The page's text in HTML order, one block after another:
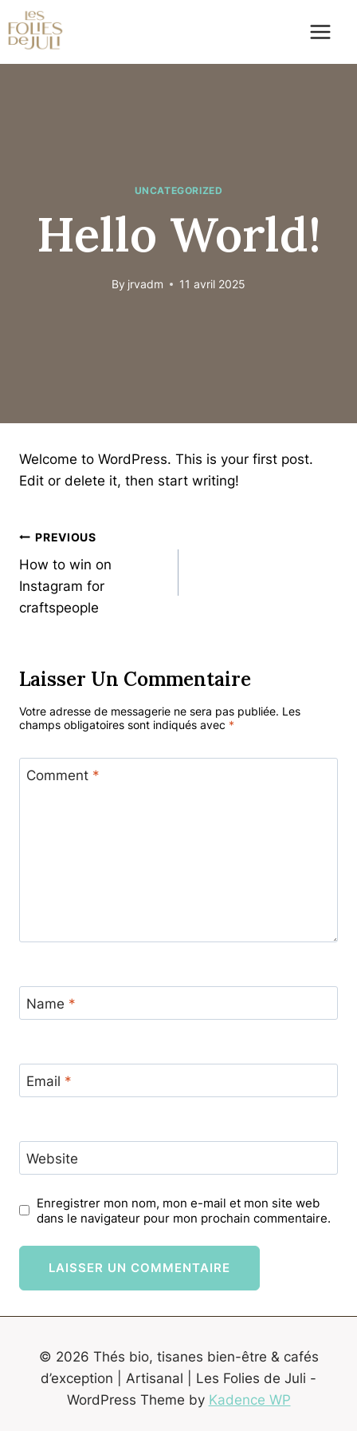
Skip
to
content
UNCATEGORIZED
Hello World!
By jrvadm 11 avril 2025
Welcome to WordPress. This is your first post.
Edit or delete it, then start writing!
Navigation
De
L’article
PREVIOUS
How to win on
Instagram for
craftspeople
Laisser Un Commentaire
Votre adresse de messagerie ne sera pas publiée. Les
champs obligatoires sont indiqués avec *
Comment *
Name *
Email *
Website
Enregistrer mon nom, mon e-mail et mon site web
dans le navigateur pour mon prochain commentaire.
© 2026 Thés bio, tisanes bien-être & cafés
d’exception | Artisanal | Les Folies de Juli -
WordPress Theme by Kadence WP